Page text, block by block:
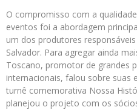
O compromisso com a
eventos foi a abordagem
um dos produtores
Salvador. Para agregar ainda
Toscano, promotor de grandes
internacionais, falou sobre suas
turnê comemorativa Nossa
planejou o projeto com os